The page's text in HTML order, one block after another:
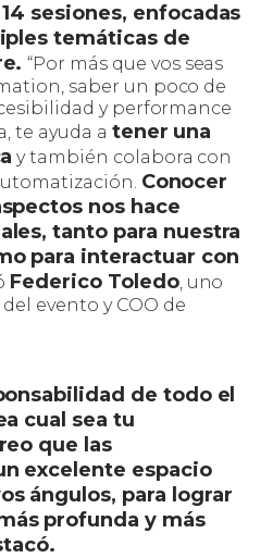
sesiones, enfocadas
temáticas de
“Por más que vos seas
saber un poco de
y performance
te ayuda a tener una
y también colabora con
Conocer
nos hace
tanto para nuestra
para interactuar con
Federico Toledo, uno
evento y COO de
de todo el
cual sea tu
que las
excelente espacio
ángulos, para lograr
profunda y más